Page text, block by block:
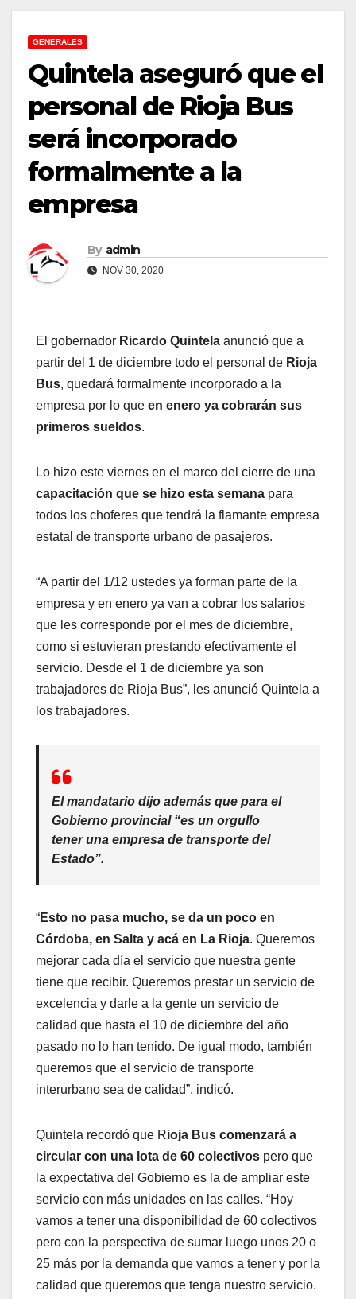
GENERALES
Quintela aseguró que el
personal de Rioja Bus
será incorporado
formalmente a la
empresa
By admin
NOV 30, 2020
El gobernador Ricardo Quintela anunció que a
partir del 1 de diciembre todo el personal de Rioja
Bus, quedará formalmente incorporado a la
empresa por lo que en enero ya cobrarán sus
primeros sueldos.
Lo hizo este viernes en el marco del cierre de una
capacitación que se hizo esta semana para
todos los choferes que tendrá la flamante empresa
estatal de transporte urbano de pasajeros.
“A partir del 1/12 ustedes ya forman parte de la
empresa y en enero ya van a cobrar los salarios
que les corresponde por el mes de diciembre,
como si estuvieran prestando efectivamente el
servicio. Desde el 1 de diciembre ya son
trabajadores de Rioja Bus”, les anunció Quintela a
los trabajadores.
El mandatario dijo además que para el
Gobierno provincial “es un orgullo
tener una empresa de transporte del
Estado”.
“Esto no pasa mucho, se da un poco en
Córdoba, en Salta y acá en La Rioja. Queremos
mejorar cada día el servicio que nuestra gente
tiene que recibir. Queremos prestar un servicio de
excelencia y darle a la gente un servicio de
calidad que hasta el 10 de diciembre del año
pasado no lo han tenido. De igual modo, también
queremos que el servicio de transporte
interurbano sea de calidad”, indicó.
Quintela recordó que Rioja Bus comenzará a
circular con una lota de 60 colectivos pero que
la expectativa del Gobierno es la de ampliar este
servicio con más unidades en las calles. “Hoy
vamos a tener una disponibilidad de 60 colectivos
pero con la perspectiva de sumar luego unos 20 o
25 más por la demanda que vamos a tener y por la
calidad que queremos que tenga nuestro servicio.